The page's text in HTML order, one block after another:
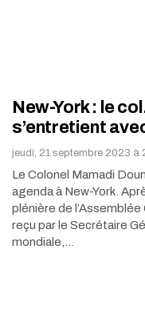
New-York : le
s’entretient
jeudi, 21 septembre 2023 à
Le Colonel Mamadi
agenda à New-York.
plénière de
reçu par le Secrétaire
mondiale,…